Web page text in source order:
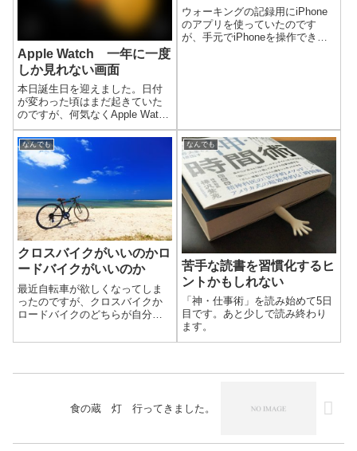
Apple Watch 一年に一度
しか見れない画面
本日誕生日を迎えました。日付
が変わった頃はまだ起きていた
のですが、何気なくApple Watch
を見ると、通知に見慣れない表
示がありました。
ウォーキングの記録用にiPhone
のアプリを使っていたのです
が、手元でiPhoneを操作できる
なんでも
クロスバイクがいいのかロ
ードバイクがいいのか
最近自転車が欲しくなってしま
ったのですが、クロスバイクか
ロードバイクのどちらが自分に
なんでも
苦手な読書を習慣化するヒ
ントかもしれない
「神・仕事術」を読み始めて5日
目です。あと少しで読み終わり
ます。
食の蔵 灯 行ってきました。